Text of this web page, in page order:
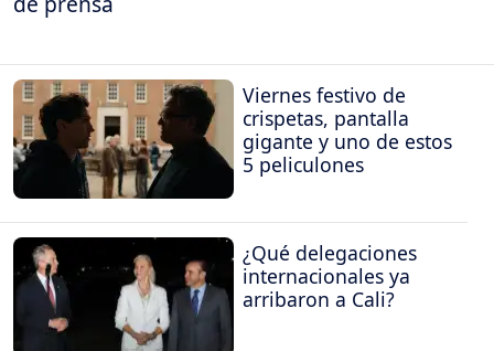
Viernes festivo de
crispetas, pantalla
gigante y uno de estos
5 peliculones
¿Qué delegaciones
internacionales ya
arribaron a Cali?